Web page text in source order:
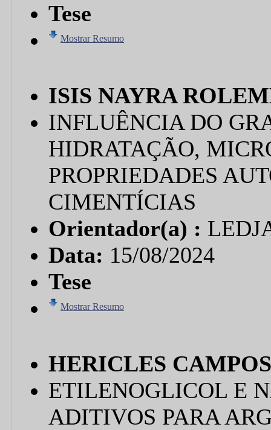
Tese
Mostrar Resumo
ISIS NAYRA
INFLUÊNCIA DO
HIDRATAÇÃO,
PROPRIEDADES
CIMENTÍCIAS
Orientador(a) :
Data: 15/08/2024
Tese
Mostrar Resumo
HERICLES
ETILENOGLICOL E
ADITIVOS PARA